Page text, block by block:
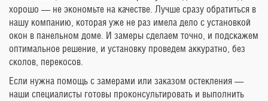
хорошо — не экономьте на качестве. Лучше сразу обратиться в
нашу компанию, которая уже не раз имела дело с установкой
окон в панельном доме. И замеры сделаем точно, и подскажем
оптимальное решение, и установку проведем аккуратно, без
сколов, перекосов.
Если нужна помощь с замерами или заказом остекления —
наши специалисты готовы проконсультировать и выполнить